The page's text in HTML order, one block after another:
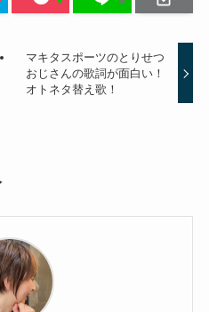
マキタスポーツのとりせつ
おじさんの歌詞が面白い！
オトネタ替え歌！